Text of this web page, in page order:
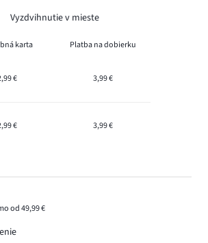
Vyzdvihnutie v mieste
karta Platba na dobierku
€ 3,99 €
€ 3,99 €
od 49,99 €